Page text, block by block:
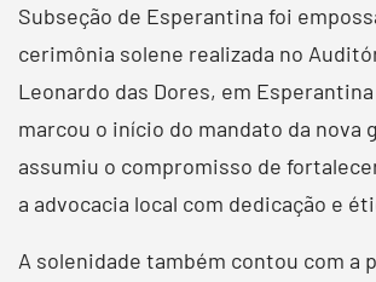
Subseção de Esperantina foi
cerimônia solene realizada no
Leonardo das Dores, em
marcou o início do mandato da nova
assumiu o compromisso de
a advocacia local com dedicação e
A solenidade também contou com a